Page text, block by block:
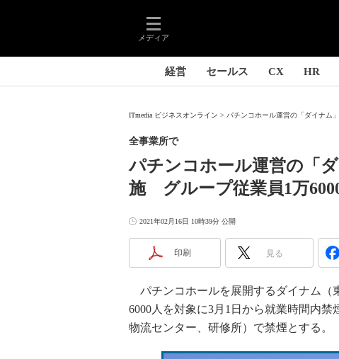
メディア
経営 セールス CX HR
ITmedia ビジネスオンライン パチンコホール運営の「ダイナム
パチンコホール運営の「
施 グループ従業員1万
全事業所で
2021年02月16日 10時39分 公開
印刷 見る
パチンコホールを展開するダイナム（
6000人を対象に3月1日から就業時間内禁
物流センター、研修所）で禁煙とする。